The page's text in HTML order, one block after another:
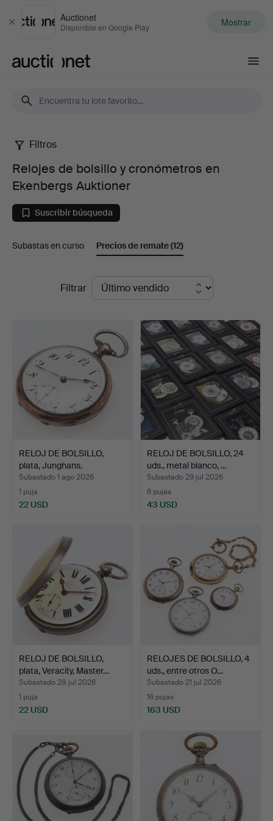
Cerrar
Auctionet
Disponible en Google Play Mostrar
Relojes
de
bolsillo
Ekenbergs
Auktioner
Filtros
Relojes de bolsillo y cronómetros en
Ekenbergs Auktioner
Suscribir búsqueda
Subastas en curso Precios de remate(12)
Filtrar
RELOJ DE BOLSILLO,
plata, Junghans.
Subastado 1 ago 2026
1 puja
22 USD
RELOJ DE BOLSILLO, 24
uds., metal blanco, …
Subastado 29 jul 2026
6 pujas
43 USD
RELOJ DE BOLSILLO,
plata, Veracity, Master…
Subastado 28 jul 2026
1 puja
22 USD
RELOJES DE BOLSILLO, 4
uds., entre otros O…
Subastado 21 jul 2026
16 pujas
163 USD